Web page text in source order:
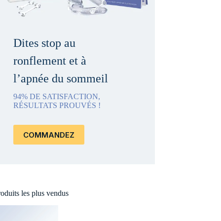
Dites stop au
ronflement et à
l’apnée du sommeil
94% DE SATISFACTION,
RÉSULTATS PROUVÉS !
COMMANDEZ
les plus vendus